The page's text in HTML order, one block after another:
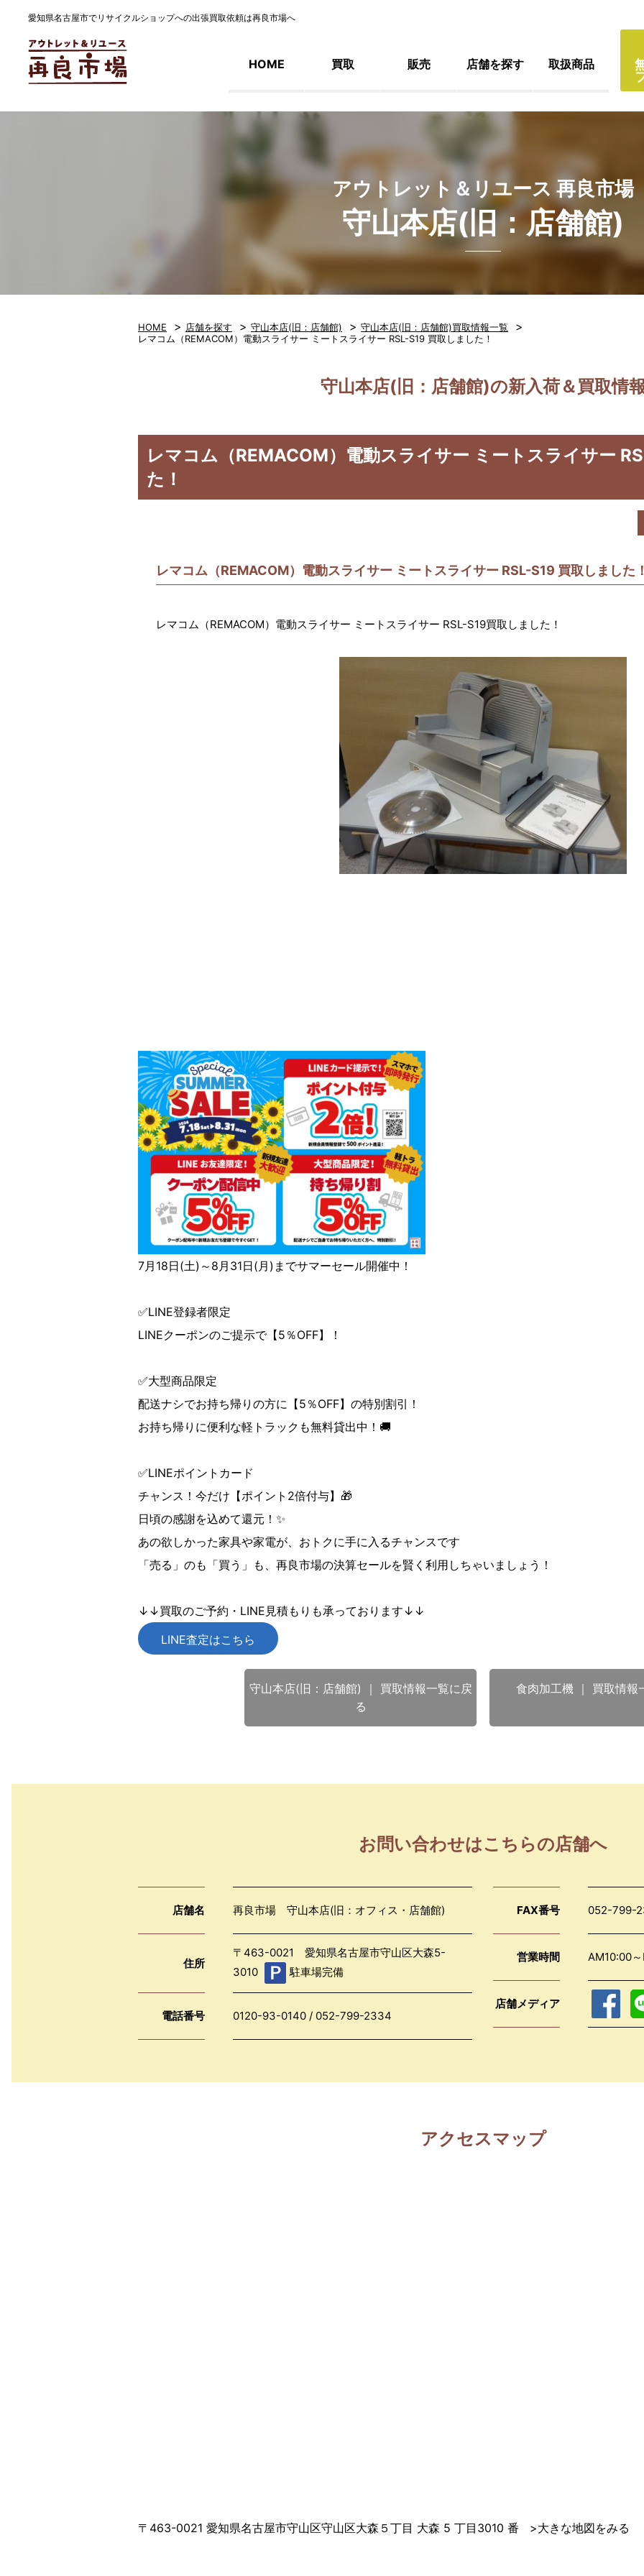
愛知県名古屋市でリサイクルショップへの出張買取依頼は再良市場へ
HOME 買取 販売 店舗を探す 取扱商品
アウトレット＆リユース 再良市場
守山本店(旧：店舗館)
HOME > 店舗を探す > 守山本店(旧：店舗館) > 守山本店(旧：店舗館)買取情報一覧 >
レマコム（REMACOM）電動スライサー ミートスライサー RSL-S19 買取しました！
守山本店(旧：店舗館)の新入荷＆買取情
レマコム（REMACOM）電動スライサー ミートスライサー
た！
レマコム（REMACOM）電動スライサー ミートスライサー RSL-S19 買取しました！
レマコム（REMACOM）電動スライサー ミートスライサー RSL-S19買取しました！
7月18日(土)～8月31日(月)までサマーセール開催中！
✅LINE登録者限定
LINEクーポンのご提示で【5％OFF】！
✅大型商品限定
配送ナシでお持ち帰りの方に【5％OFF】の特別割引！
お持ち帰りに便利な軽トラックも無料貸出中！🚚
✅LINEポイントカード
チャンス！今だけ【ポイント2倍付与】🎁
日頃の感謝を込めて還元！✨
あの欲しかった家具や家電が、おトクに手に入るチャンスです
「売る」のも「買う」も、再良市場の決算セールを賢く利用しちゃいましょう！
↓↓買取のご予約・LINE見積もりも承っております↓↓
LINE査定はこちら
守山本店(旧：店舗館) ｜ 買取情報一覧に戻
る
食肉加工機 ｜ 買取情報
お問い合わせはこちらの店舗へ
店舗名 再良市場 守山本店(旧：オフィス・店舗館)
住所
〒463-0021 愛知県名古屋市守山区大森5-
3010
駐車場完備
電話番号 0120-93-0140 / 052-799-2334
FAX番号 052-799-
営業時間 AM10:00
店舗メディア
アクセスマップ
〒463-0021 愛知県名古屋市守山区守山区大森５丁目 大森 5 丁目3010 番 >大きな地図をみる